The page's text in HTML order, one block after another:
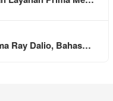
Ray Dalio, Bahas…